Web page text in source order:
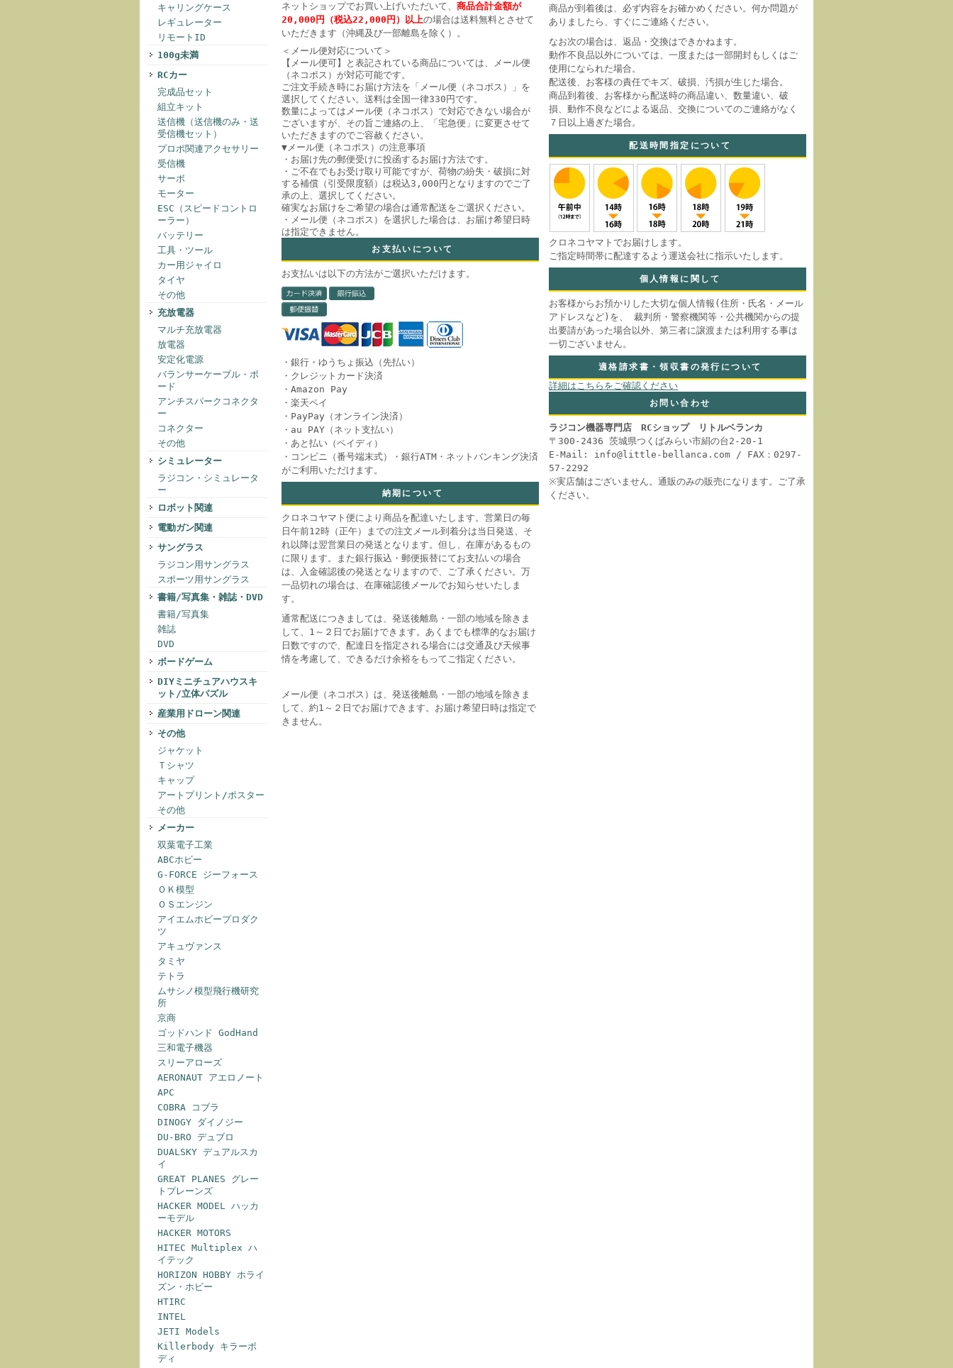
キャリングケース
レギュレーター
リモートID
100g未満
RCカー
完成品セット
組立キット
送信機（送信機のみ・送
受信機セット）
プロポ関連アクセサリー
受信機
サーボ
モーター
ESC（スピードコントロ
ーラー）
バッテリー
工具・ツール
カー用ジャイロ
タイヤ
その他
充放電器
マルチ充放電器
放電器
安定化電源
バランサーケーブル・ボ
ード
アンチスパークコネクタ
ー
コネクター
その他
シミュレーター
ラジコン・シミュレータ
ー
ロボット関連
電動ガン関連
サングラス
ラジコン用サングラス
スポーツ用サングラス
書籍/写真集・雑誌・DVD
書籍/写真集
雑誌
DVD
ボードゲーム
DIYミニチュアハウスキ
ット/立体パズル
産業用ドローン関連
その他
ジャケット
Ｔシャツ
キャップ
アートプリント/ポスター
その他
メーカー
双葉電子工業
ABCホビー
G-FORCE ジーフォース
ＯＫ模型
ＯＳエンジン
アイエムホビープロダク
ツ
アキュヴァンス
タミヤ
テトラ
ムサシノ模型飛行機研究
所
京商
ゴッドハンド GodHand
三和電子機器
スリーアローズ
AERONAUT アエロノート
APC
COBRA コブラ
DINOGY ダイノジー
DU-BRO デュブロ
DUALSKY デュアルスカ
イ
GREAT PLANES グレー
トプレーンズ
HACKER MODEL ハッカ
ーモデル
HACKER MOTORS
HITEC Multiplex ハ
イテック
HORIZON HOBBY ホライ
ズン・ホビー
HTIRC
INTEL
JETI Models
Killerbody キラーボ
ディ
ネットショップでお買い上げいただいて、 商品合計金額が
20,000円（税込22,000円）以上の場合は送料無料とさせて
いただきます（沖縄及び一部離島を除く）。
＜メール便対応について＞
【メール便可】と表記されている商品については、メール便
（ネコポス）が対応可能です。
ご注文手続き時にお届け方法を「メール便（ネコポス）」を
選択してください。送料は全国一律330円です。
数量によってはメール便（ネコポス）で対応できない場合が
ございますが、その旨ご連絡の上、「宅急便」に変更させて
いただきますのでご容赦ください。
▼メール便（ネコポス）の注意事項
・お届け先の郵便受けに投函するお届け方法です。
・ご不在でもお受け取り可能ですが、荷物の紛失・破損に対
する補償（引受限度額）は税込3,000円となりますのでご了
承の上、選択してください。
確実なお届けをご希望の場合は通常配送をご選択ください。
・メール便（ネコポス）を選択した場合は、お届け希望日時
は指定できません。
お支払いについて
お支払いは以下の方法がご選択いただけます。
・銀行・ゆうちょ振込（先払い）
・クレジットカード決済
・Amazon Pay
・楽天ペイ
・PayPay（オンライン決済）
・au PAY（ネット支払い）
・あと払い（ペイディ）
・コンビニ（番号端末式）・銀行ATM・ネットバンキング決済
がご利用いただけます。
納期について
クロネコヤマト便により商品を配達いたします。営業日の毎
日午前12時（正午）までの注文メール到着分は当日発送、そ
れ以降は翌営業日の発送となります。但し、在庫があるもの
に限ります。また銀行振込・郵便振替にてお支払いの場合
は、入金確認後の発送となりますので、ご了承ください。万
一品切れの場合は、在庫確認後メールでお知らせいたしま
す。
通常配送につきましては、発送後離島・一部の地域を除きま
して、1～２日でお届けできます。あくまでも標準的なお届け
日数ですので、配達日を指定される場合には交通及び天候事
情を考慮して、できるだけ余裕をもってご指定ください。
メール便（ネコポス）は、発送後離島・一部の地域を除きま
して、約1～２日でお届けできます。お届け希望日時は指定で
きません。
商品が到着後は、必ず内容をお確かめください。何か問題が
ありましたら、すぐにご連絡ください。
なお次の場合は、返品・交換はできかねます。
動作不良品以外については、一度または一部開封もしくはご
使用になられた場合。
配送後、お客様の責任でキズ、破損、汚損が生じた場合。
商品到着後、お客様から配送時の商品違い、数量違い、破
損、動作不良などによる返品、交換についてのご連絡がなく
７日以上過ぎた場合。
配送時間指定について
クロネコヤマトでお届けします。
ご指定時間帯に配達するよう運送会社に指示いたします。
個人情報に関して
お客様からお預かりした大切な個人情報(住所・氏名・メール
アドレスなど)を、 裁判所・警察機関等・公共機関からの提
出要請があった場合以外、第三者に譲渡または利用する事は
一切ございません。
適格請求書・領収書の発行について
詳細はこちらをご確認ください
お問い合わせ
ラジコン機器専門店 RCショップ リトルベランカ
〒300-2436 茨城県つくばみらい市絹の台2-20-1
E-Mail: info@little-bellanca.com / FAX：0297-
57-2292
※実店舗はございません。通販のみの販売になります。ご了承
ください。